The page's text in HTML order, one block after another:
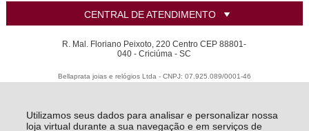
Utilizamos seus dados para analisar e personalizar nossa
loja virtual durante a sua navegação e em serviços de
CENTRAL DE ATENDIMENTO
R. Mal. Floriano Peixoto, 220 Centro CEP 88801-
040 - Criciúma - SC
Bellaprata joias e relógios Ltda - CNPJ: 07.925.089/0001-46